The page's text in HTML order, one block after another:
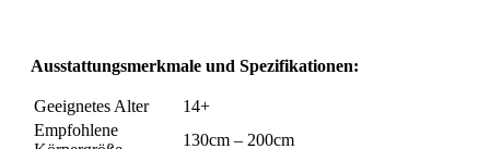
Ausstattungsmerkmale und Spezifikationen:
Geeignetes Alter
14+
Empfohlene
130cm – 200cm